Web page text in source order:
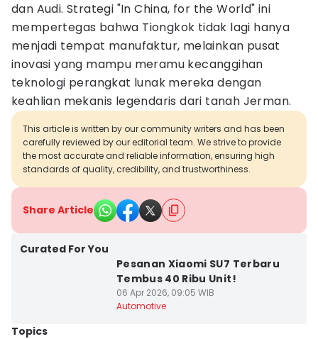
dan Audi. Strategi "In China, for the World" ini
mempertegas bahwa Tiongkok tidak lagi hanya
menjadi tempat manufaktur, melainkan pusat
inovasi yang mampu meramu kecanggihan
teknologi perangkat lunak mereka dengan
keahlian mekanis legendaris dari tanah Jerman.
This article is written by our community writers and has been
carefully reviewed by our editorial team. We strive to provide
the most accurate and reliable information, ensuring high
standards of quality, credibility, and trustworthiness.
Share Article
Curated For You
Pesanan Xiaomi SU7 Terbaru
Tembus 40 Ribu Unit!
06 Apr 2026, 09:05 WIB
Automotive
Topics